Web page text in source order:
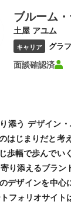
ブルーム
土屋 アユム
キャリア グラ
面談確認済
添う デザイン
はじまりだと考
歩幅で歩んでい
り添えるブラン
デザインを中心
トフォリオサイ